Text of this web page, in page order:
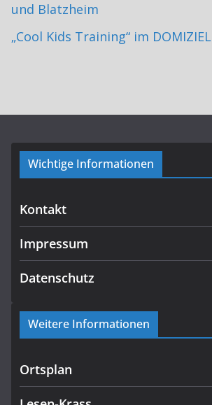
und Blatzheim
„Cool Kids Training“ im DOMIZIEL
Wichtige Informationen
Kontakt
Impressum
Datenschutz
Weitere Informationen
Ortsplan